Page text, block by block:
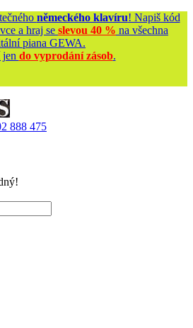
německého klavíru! Napiš kód
a hraj se slevou 40 % na všechna
piana GEWA.
do vyprodání zásob.
888 475